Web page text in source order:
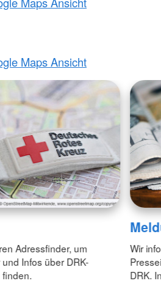
Maps Ansicht
Adressfinder, um
Infos über DRK-
finden.
Wir
DRK.